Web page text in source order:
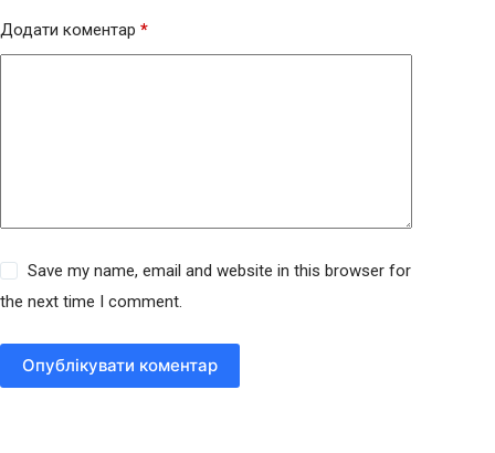
Додати коментар *
Save my name, email and website in this browser for
the next time I comment.
Опублікувати коментар